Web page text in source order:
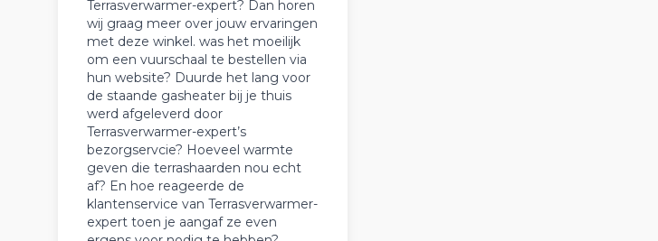
Terrasverwarmer-expert? Dan horen
wij graag meer over jouw ervaringen
met deze winkel. was het moeilijk
om een vuurschaal te bestellen via
hun website? Duurde het lang voor
de staande gasheater bij je thuis
werd afgeleverd door
Terrasverwarmer-expert’s
bezorgservcie? Hoeveel warmte
geven die terrashaarden nou echt
af? En hoe reageerde de
klantenservice van Terrasverwarmer-
expert toen je aangaf ze even